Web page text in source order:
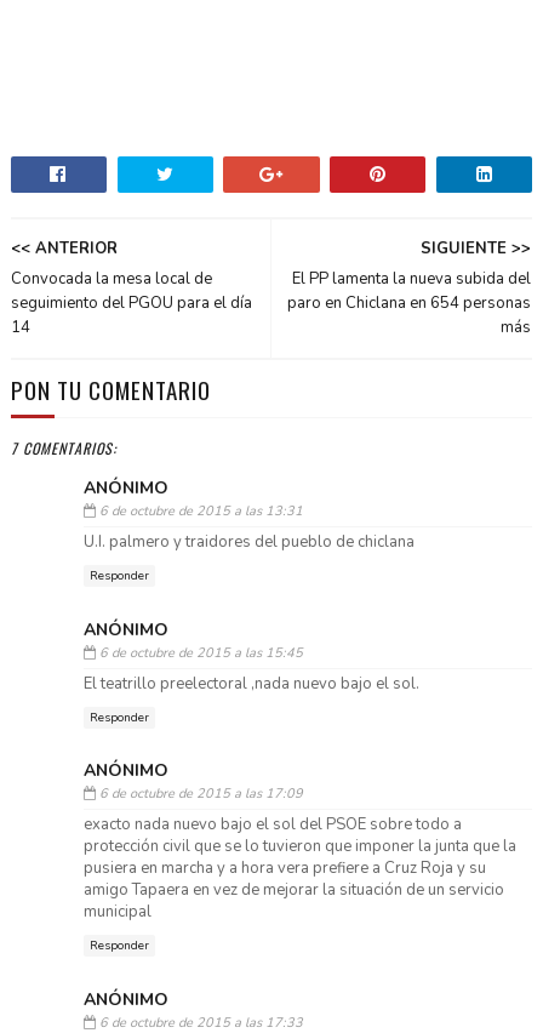
SIGUIENTE >>
El PP lamenta la nueva subida del
paro en Chiclana en 654 personas
más
<< ANTERIOR
Convocada la mesa local de
seguimiento del PGOU para el día
14
PON TU COMENTARIO
7 COMENTARIOS:
ANÓNIMO
6 de octubre de 2015 a las 13:31
U.I. palmero y traidores del pueblo de chiclana
Responder
ANÓNIMO
6 de octubre de 2015 a las 15:45
El teatrillo preelectoral ,nada nuevo bajo el sol.
Responder
ANÓNIMO
6 de octubre de 2015 a las 17:09
exacto nada nuevo bajo el sol del PSOE sobre todo a
protección civil que se lo tuvieron que imponer la junta que la
pusiera en marcha y a hora vera prefiere a Cruz Roja y su
amigo Tapaera en vez de mejorar la situación de un servicio
municipal
Responder
ANÓNIMO
6 de octubre de 2015 a las 17:33